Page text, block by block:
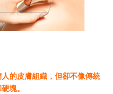
的皮膚組織，但卻不像傳統
塊。